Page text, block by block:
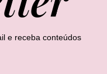
e receba conteúdos